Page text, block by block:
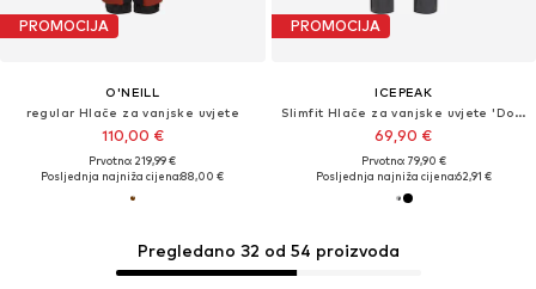
PROMOCIJA
O'NEILL
regular Hlače za vanjske uvjete
110,00 €
Prvotno: 219,99 €
Posljednja najniža cijena:88,00 €
PROMOCIJA
ICEPEAK
Slimfit Hlače za vanjske uvjete 'Dorr'
69,90 €
Prvotno: 79,90 €
Posljednja najniža cijena:62,91 €
Pregledano 32 od 54 proizvoda